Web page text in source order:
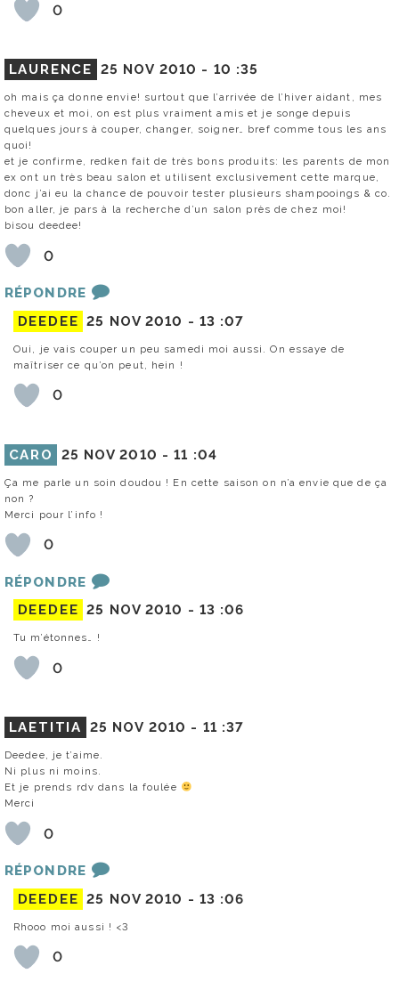
0
LAURENCE 25 NOV 2010 - 10 :35
oh mais ça donne envie! surtout que l’arrivée de l’hiver aidant, mes
cheveux et moi, on est plus vraiment amis et je songe depuis
quelques jours à couper, changer, soigner… bref comme tous les ans
quoi!
et je confirme, redken fait de très bons produits: les parents de mon
ex ont un très beau salon et utilisent exclusivement cette marque,
donc j’ai eu la chance de pouvoir tester plusieurs shampooings & co.
bon aller, je pars à la recherche d’un salon près de chez moi!
bisou deedee!
0
RÉPONDRE
DEEDEE 25 NOV 2010 - 13 :07
Oui, je vais couper un peu samedi moi aussi. On essaye de
maîtriser ce qu’on peut, hein !
0
CARO 25 NOV 2010 -11 :04
Ça me parle un soin doudou ! En cette saison on n’a envie que de ça
non ?
Merci pour l’info !
0
RÉPONDRE
DEEDEE 25 NOV 2010 - 13 :06
Tu m’étonnes… !
0
LAETITIA 25 NOV 2010 - 11 :37
Deedee, je t’aime.
Ni plus ni moins.
Et je prends rdv dans la foulée
Merci
0
RÉPONDRE
DEEDEE 25 NOV 2010 - 13 :06
Rhooo moi aussi ! <3
0